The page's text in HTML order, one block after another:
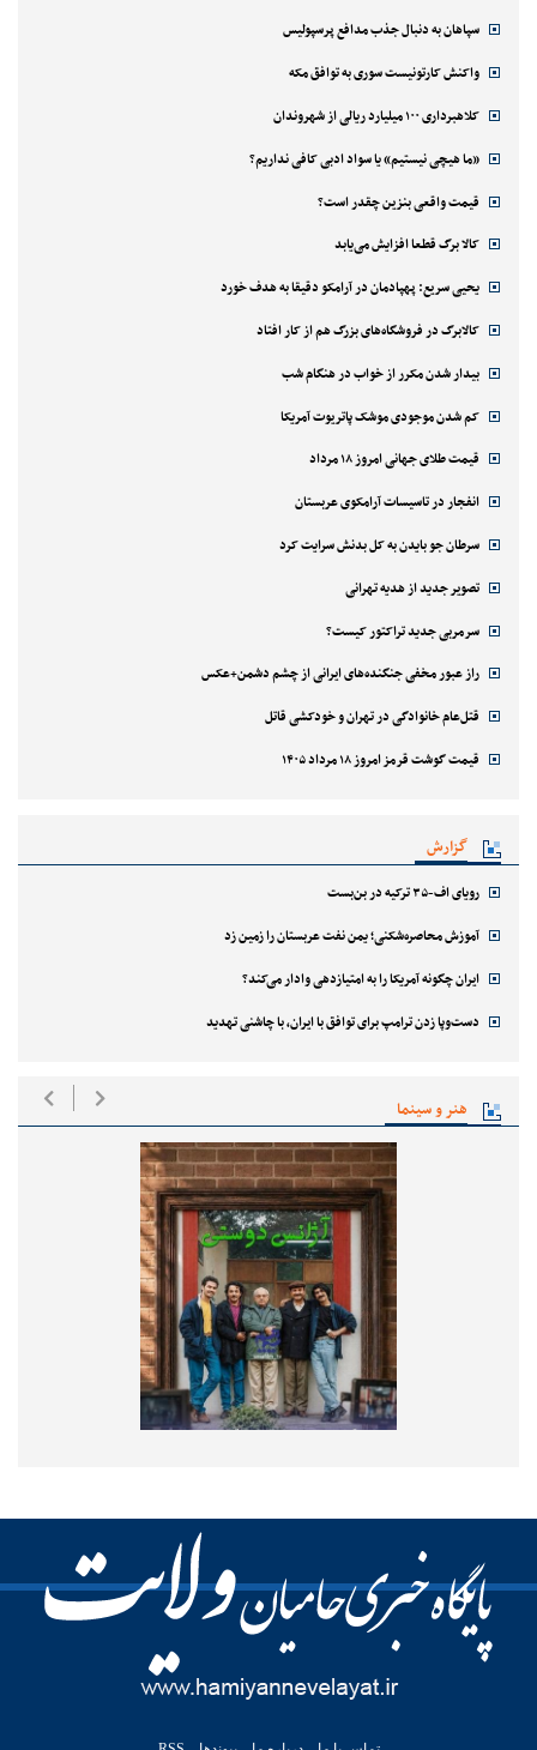
سپاهان به دنبال جذب مدافع پرسپولیس
واکنش کارتونیست سوری به توافق مکه
کلاهبرداری ۱۰۰ میلیارد ریالی از شهروندان
«ما هیچی نیستیم» یا سواد ادبی کافی نداریم؟
قیمت واقعی بنزین چقدر است؟
کالا برگ قطعا افزایش می‌یابد
یحیی سریع: پهپادمان در آرامکو دقیقا به هدف خورد
کالابرگ در فروشگاه‌های بزرگ هم از کار افتاد
بیدار شدن مکرر از خواب در هنگام شب
کم شدن موجودی موشک پاتریوت آمریکا
قیمت طلای جهانی امروز ۱۸ مرداد
انفجار در تاسیسات آرامکوی عربستان
سرطان جو بایدن به کل بدنش سرایت کرد
تصویر جدید از هدیه تهرانی
سرمربی جدید تراکتور کیست؟
راز عبور مخفی جنگنده‌های ایرانی از چشم دشمن+عکس
قتل‌‌عام خانوادگی در تهران و خودکشی قاتل
قیمت گوشت قرمز امروز ۱۸ مرداد ۱۴۰۵
گزارش
رویای اف-۳۵ ترکیه در بن‌بست
آموزش محاصره‌شکنی؛ یمن نفت عربستان را زمین زد
ایران چگونه آمریکا را به امتیازدهی وادار می‌کند؟
دست‌وپا زدن ترامپ برای توافق با ایران، با چاشنی تهدید
هنر و سینما